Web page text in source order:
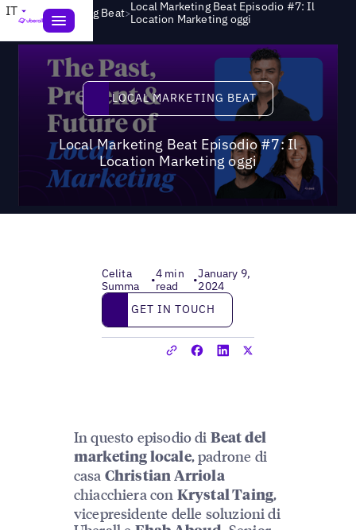
IT Local Marketing Beat>Local Marketing Beat Episodio #7: Il
Location Marketing oggi
Local Marketing Beat
LOCAL MARKETING BEAT
Local Marketing Beat Episodio #7: Il
Location Marketing oggi
Celita
Summa
•4 min
read
•January 9,
2024
Get in touch
GET IN TOUCH
In questo episodio di Beat del
marketing locale, padrone di
casa Christian Arriola
chiacchiera con Krystal Taing,
vicepresidente delle soluzioni di